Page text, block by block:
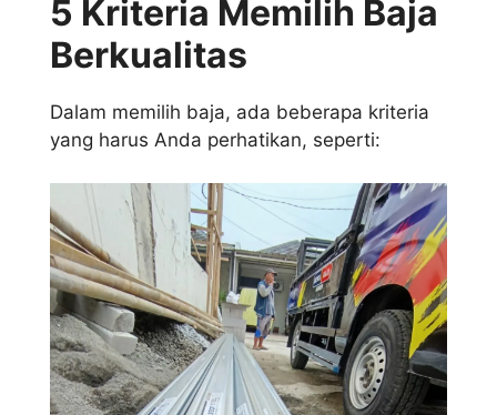
5 Kriteria Memilih Baja
Berkualitas
Dalam memilih baja, ada beberapa kriteria
yang harus Anda perhatikan, seperti: